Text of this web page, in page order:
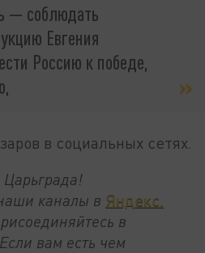
— соблюдать
Евгения
Россию к победе,
в социальных сетях.
каналы в Яндекс.
в
вам есть чем